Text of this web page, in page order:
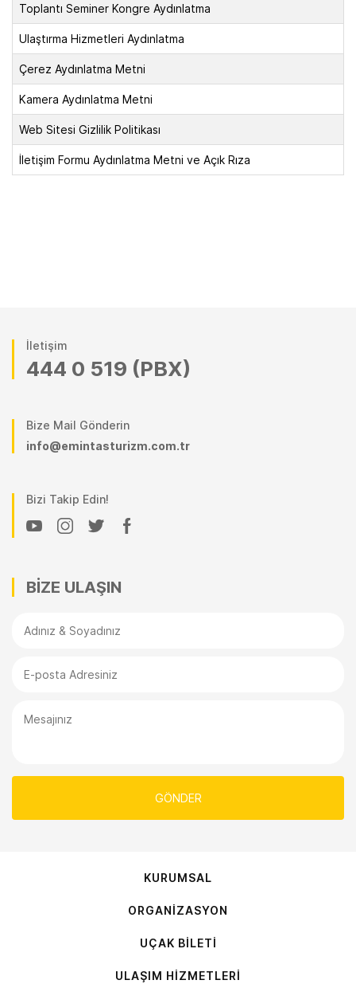
Toplantı Seminer Kongre Aydınlatma
Ulaştırma Hizmetleri Aydınlatma
Çerez Aydınlatma Metni
Kamera Aydınlatma Metni
Web Sitesi Gizlilik Politikası
İletişim Formu Aydınlatma Metni ve Açık Rıza
İletişim
444 0 519 (PBX)
Bize Mail Gönderin
info@emintasturizm.com.tr
Bizi Takip Edin!
BİZE ULAŞIN
KURUMSAL
ORGANİZASYON
UÇAK BİLETİ
ULAŞIM HİZMETLERİ